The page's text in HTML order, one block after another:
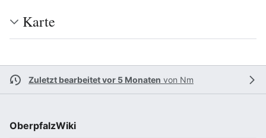
Karte
Zuletzt bearbeitet vor 5 Monaten von Nm
OberpfalzWiki